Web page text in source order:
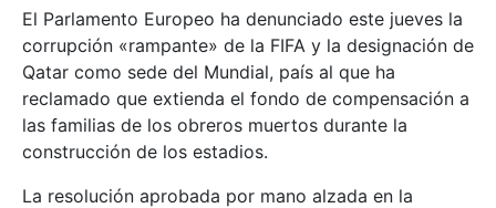
El Parlamento Europeo ha denunciado este jueves la
corrupción «rampante» de la FIFA y la designación de
Qatar como sede del Mundial, país al que ha
reclamado que extienda el fondo de compensación a
las familias de los obreros muertos durante la
construcción de los estadios.
La resolución aprobada por mano alzada en la